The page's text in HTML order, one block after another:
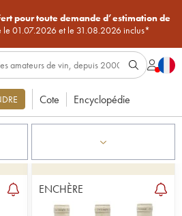
pour toute demande d’estimation de
le 01.07.2026 et le 31.08.2026 inclus*
Cote Encyclopédie
ENCHÈRE